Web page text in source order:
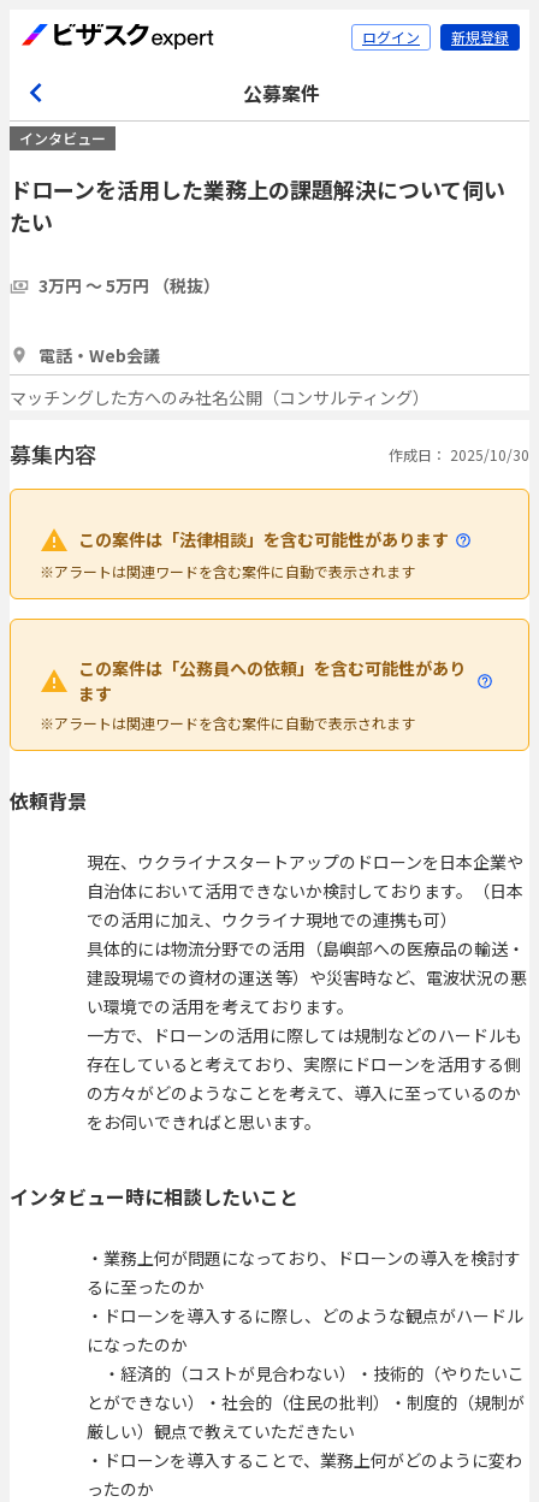
ログイン 新規登録
公募案件
インタビュー
ドローンを活用した業務上の課題解決について伺い
たい
3万円 〜 5万円 （税抜）
電話・Web会議
マッチングした方へのみ社名公開（コンサルティング）
募集内容 作成日： 2025/10/30
この案件は「法律相談」を含む可能性があります
※アラートは関連ワードを含む案件に自動で表示されます
この案件は「公務員への依頼」を含む可能性があり
ます
※アラートは関連ワードを含む案件に自動で表示されます
依頼背景
現在、ウクライナスタートアップのドローンを日本企業や
自治体において活用できないか検討しております。（日本
での活用に加え、ウクライナ現地での連携も可）
具体的には物流分野での活用（島嶼部への医療品の輸送・
建設現場での資材の運送 等）や災害時など、電波状況の悪
い環境での活用を考えております。
一方で、ドローンの活用に際しては規制などのハードルも
存在していると考えており、実際にドローンを活用する側
の方々がどのようなことを考えて、導入に至っているのか
をお伺いできればと思います。
インタビュー時に相談したいこと
・業務上何が問題になっており、ドローンの導入を検討す
るに至ったのか
・ドローンを導入するに際し、どのような観点がハードル
になったのか
・経済的（コストが見合わない）・技術的（やりたいこ
とができない）・社会的（住民の批判）・制度的（規制が
厳しい）観点で教えていただきたい
・ドローンを導入することで、業務上何がどのように変わ
ったのか